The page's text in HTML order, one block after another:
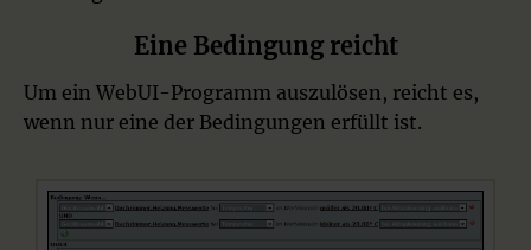
Eine Bedingung reicht
Um ein WebUI-Programm auszulösen, reicht es,
wenn nur eine der Bedingungen erfüllt ist.